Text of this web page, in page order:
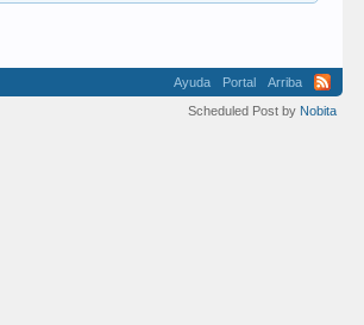
Ayuda Portal
Arriba
Scheduled Post by Nobita